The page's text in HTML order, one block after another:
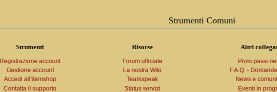
Strumenti Comuni
Strumenti
Registrazione account
Gestione account
Accedi all'itemshop
Contatta il supporto
Risorse
Forum ufficiale
La nostra Wiki
Teamspeak
Status servizi
Altri
Primi passi
F.A.Q. -
News e
Eventi in